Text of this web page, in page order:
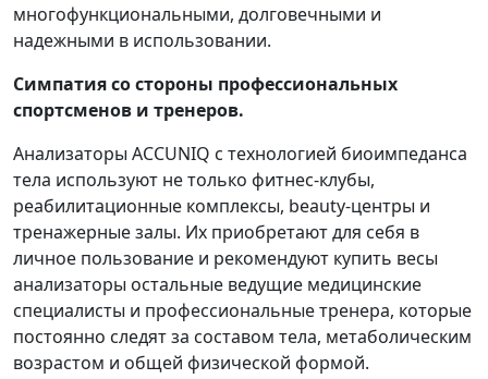
многофункциональными, долговечными и
надежными в использовании.
Симпатия со стороны профессиональных
спортсменов и тренеров.
Анализаторы ACCUNIQ с технологией биоимпеданса
тела используют не только фитнес-клубы,
реабилитационные комплексы, beauty-центры и
тренажерные залы. Их приобретают для себя в
личное пользование и рекомендуют купить весы
анализаторы остальные ведущие медицинские
специалисты и профессиональные тренера, которые
постоянно следят за составом тела, метаболическим
возрастом и общей физической формой.